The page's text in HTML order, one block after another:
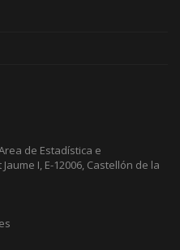
de Estadística e
I, E-12006, Castellón de la